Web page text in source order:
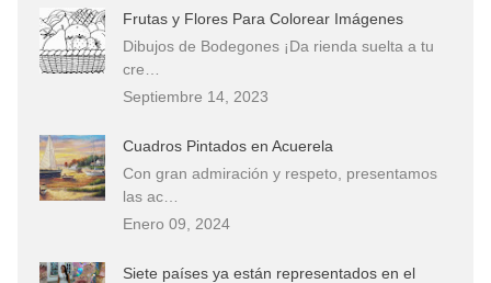
Frutas y Flores Para Colorear Imágenes
Dibujos de Bodegones ¡Da rienda suelta a tu
cre…
Septiembre 14, 2023
Cuadros Pintados en Acuerela
Con gran admiración y respeto, presentamos
las ac…
Enero 09, 2024
Siete países ya están representados en el